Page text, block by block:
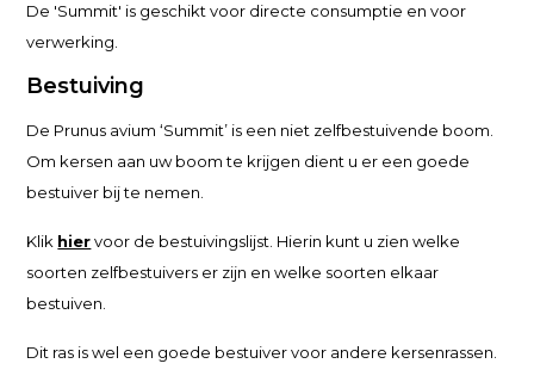
De 'Summit' is geschikt voor directe consumptie en voor
verwerking.
Bestuiving
De Prunus avium ‘Summit’ is een niet zelfbestuivende boom.
Om kersen aan uw boom te krijgen dient u er een goede
bestuiver bij te nemen.
Klik hiervoor de bestuivingslijst. Hierin kunt u zien welke
soorten zelfbestuivers er zijn en welke soorten elkaar
bestuiven.
Dit ras is wel een goede bestuiver voor andere kersenrassen.